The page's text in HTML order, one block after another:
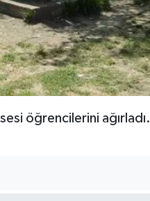
öğrencilerini ağırladı.